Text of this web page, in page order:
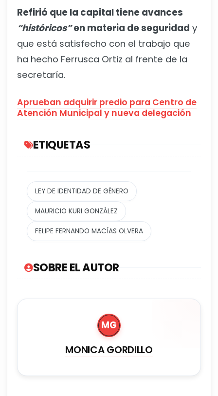
Refirió que la capital tiene avances
“históricos”en materia de seguridad y
que está satisfecho con el trabajo que
ha hecho Ferrusca Ortiz al frente de la
secretaría.
Aprueban adquirir predio para Centro de
Atención Municipal y nueva delegación
ETIQUETAS
LEY DE IDENTIDAD DE GÉNERO
MAURICIO KURI GONZÁLEZ
FELIPE FERNANDO MACÍAS OLVERA
SOBRE EL AUTOR
MG
MONICA GORDILLO